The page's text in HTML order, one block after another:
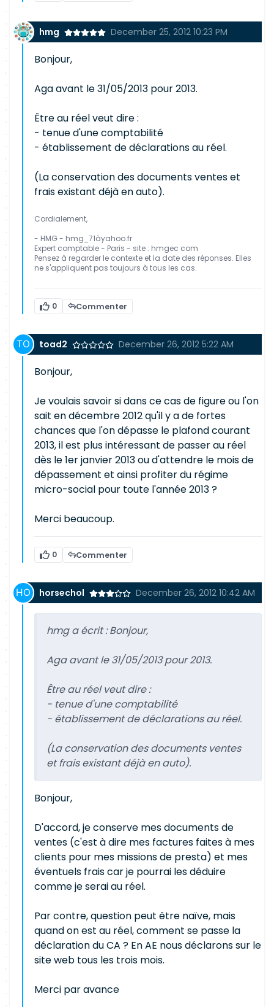
hmg December 25, 2012 10:23 PM
Bonjour,
Aga avant le 31/05/2013 pour 2013.
Être au réel veut dire :
- tenue d'une comptabilité
- établissement de déclarations au réel.
(La conservation des documents ventes et
frais existant déjà en auto).
Cordialement,
- HMG - hmg_71àyahoo.fr
Expert comptable - Paris - site : hmgec com
Pensez à regarder le contexte et la date des réponses. Elles
ne s'appliquent pas toujours à tous les cas.
0 Commenter
toad2 December 26, 2012 5:22 AM
Bonjour,
Je voulais savoir si dans ce cas de figure ou l'on
sait en décembre 2012 qu'il y a de fortes
chances que l'on dépasse le plafond courant
2013, il est plus intéressant de passer au réel
dès le 1er janvier 2013 ou d'attendre le mois de
dépassement et ainsi profiter du régime
micro-social pour toute l'année 2013 ?
Merci beaucoup.
0 Commenter
horsechol December 26, 2012 10:42 AM
hmg a écrit :Bonjour,
Aga avant le 31/05/2013 pour 2013.
Être au réel veut dire :
- tenue d'une comptabilité
- établissement de déclarations au réel.
(La conservation des documents ventes
et frais existant déjà en auto).
Bonjour,
D'accord, je conserve mes documents de
ventes (c'est à dire mes factures faites à mes
clients pour mes missions de presta) et mes
éventuels frais car je pourrai les déduire
comme je serai au réel.
Par contre, question peut être naïve, mais
quand on est au réel, comment se passe la
déclaration du CA ? En AE nous déclarons sur le
site web tous les trois mois.
Merci par avance